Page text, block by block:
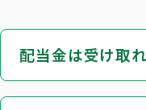
配当金は受け取